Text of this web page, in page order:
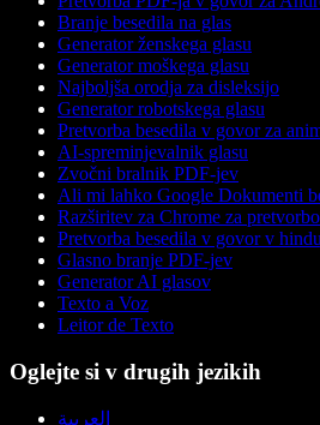
Branje besedila na glas
Generator ženskega glasu
Generator moškega glasu
Najboljša orodja za disleksijo
Generator robotskega glasu
Pretvorba besedila v govor za
AI-spreminjevalnik glasu
Zvočni bralnik PDF-jev
Ali mi lahko Google Dokumenti
Razširitev za Chrome za
Pretvorba besedila v govor v
Glasno branje PDF-jev
Generator AI glasov
Texto a Voz
Leitor de Texto
Oglejte si v drugih jezikih
العربية